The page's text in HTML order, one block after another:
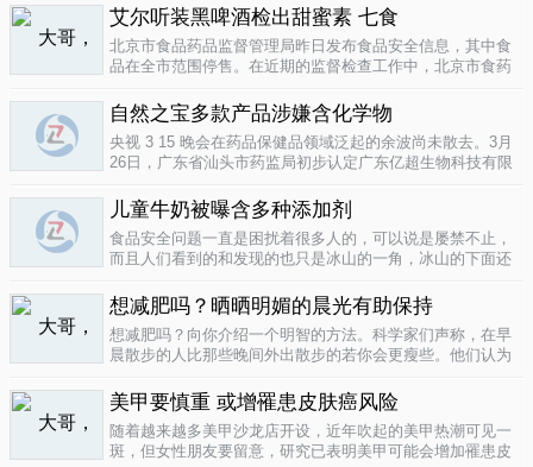
慌。 每天一斤奶，强壮中国人 ，到底让儿童强壮起来的是牛
奶，还是添加剂？超市中的儿童牛..
艾尔听装黑啤酒检出甜蜜素 七食
北京市食品药品监督管理局昨日发布食品安全信息，其中食
品在全市范围停售。在近期的监督检查工作中，北京市食药
带集团北京蓝宝酒业有限公司生产的 艾尔 听装黑啤酒，检出
不得检出的甜蜜素。北京市..
自然之宝多款产品涉嫌含化学物
央视 3 15 晚会在药品保健品领域泛起的余波尚未散去。3月
26日，广东省汕头市药监局初步认定广东亿超生物科技有限
已涉嫌构成生产销售伪劣产品罪，决定将案件移送汕头市公
安局依法查处。亿..
儿童牛奶被曝含多种添加剂
食品安全问题一直是困扰着很多人的，可以说是屡禁不止，
而且人们看到的和发现的也只是冰山的一角，冰山的下面还
中国家向发达国家进展的过程中的必经之路吧，但是，人们
要为这种发展付出一定的代价，尤其..
想减肥吗？晒晒明媚的晨光有助保持
想减肥吗？向你介绍一个明智的方法。科学家们声称，在早
晨散步的人比那些晚间外出散步的若你会更瘦些。他们认为
国研究人员让54名男性和女性研究参与者在手腕上戴上监控
器，记录他们在一个星期内晒太阳..
美甲要慎重 或增罹患皮肤癌风险
随着越来越多美甲沙龙店开设，近年吹起的美甲热潮可见一
斑，但女性朋友要留意，研究已表明美甲可能会增加罹患皮